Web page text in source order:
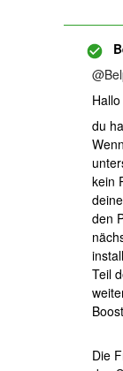
du
kein
den
Teil
Die